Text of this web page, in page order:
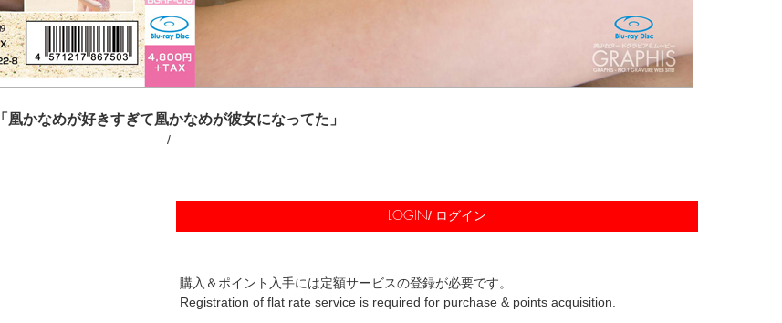
「凰かなめが好きすぎて凰かなめが彼女になってた」
/
LOGIN/ ログイン
購入＆ポイント入手には定額サービスの登録が必要です。
Registration of flat rate service is required for purchase & points acquisition.